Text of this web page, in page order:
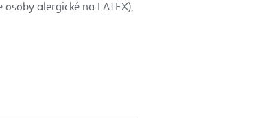
alergické na LATEX),